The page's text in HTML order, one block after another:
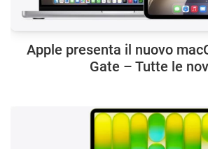
Apple presenta il nuovo
Gate – Tutte le